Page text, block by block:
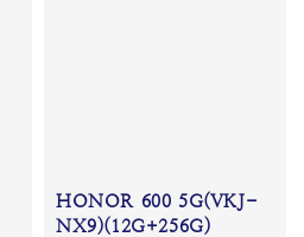
HONOR 600 5G(VKJ-
NX9)(12G+256G)